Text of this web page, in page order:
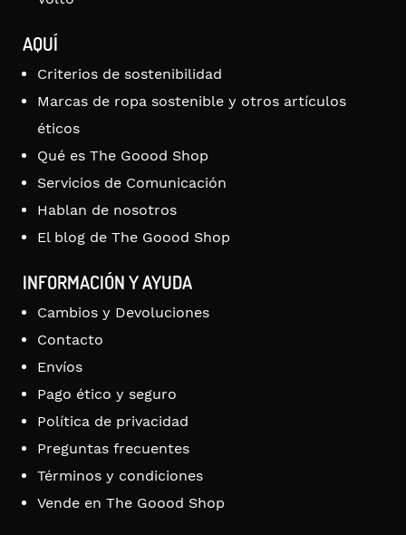
AQUÍ
Criterios de sostenibilidad
Marcas de ropa sostenible y otros artículos
éticos
Qué es The Goood Shop
Servicios de Comunicación
Hablan de nosotros
El blog de The Goood Shop
INFORMACIÓN Y AYUDA
Cambios y Devoluciones
Contacto
Envíos
Pago ético y seguro
Política de privacidad
Preguntas frecuentes
Términos y condiciones
Vende en The Goood Shop